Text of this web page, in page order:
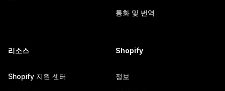
통화 및 번역
리소스
Shopify 지원 센터
Shopify
정보